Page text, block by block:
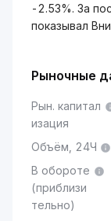
-2.53%. За
показывал
Рыночные
Рын. капитал
изация
Объём, 24Ч
В обороте
(приблизи
тельно)